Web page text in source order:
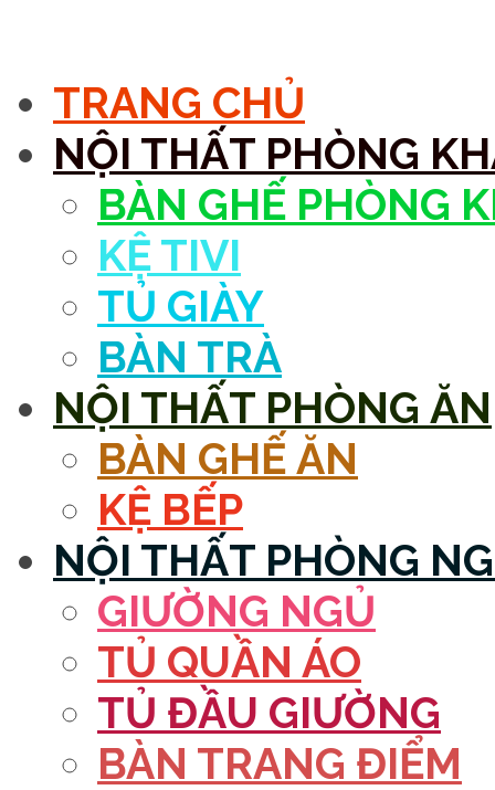
TRANG CHỦ
NỘI THẤT PHÒNG
BÀN GHẾ PHÒNG
KỆ TIVI
TỦ GIÀY
BÀN TRÀ
NỘI THẤT PHÒNG ĂN
BÀN GHẾ ĂN
KỆ BẾP
NỘI THẤT PHÒNG
GIƯỜNG NGỦ
TỦ QUẦN ÁO
TỦ ĐẦU GIƯỜNG
BÀN TRANG ĐIỂM